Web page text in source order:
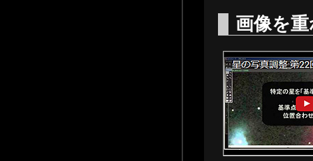
画像を